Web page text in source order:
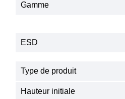
Gamme
ESD
Type de produit
Hauteur initiale